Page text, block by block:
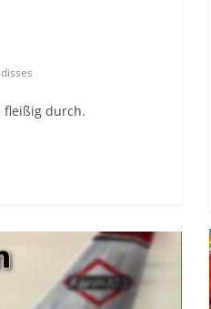
fleißig durch.